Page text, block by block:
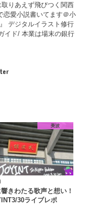
りあえず飛びつく関西
恋愛小説書いてます＠小
デジタルイラスト修行
イド/ 本業は場末の銀行
美波
きわたる歌声と想い！
30ライブレポ